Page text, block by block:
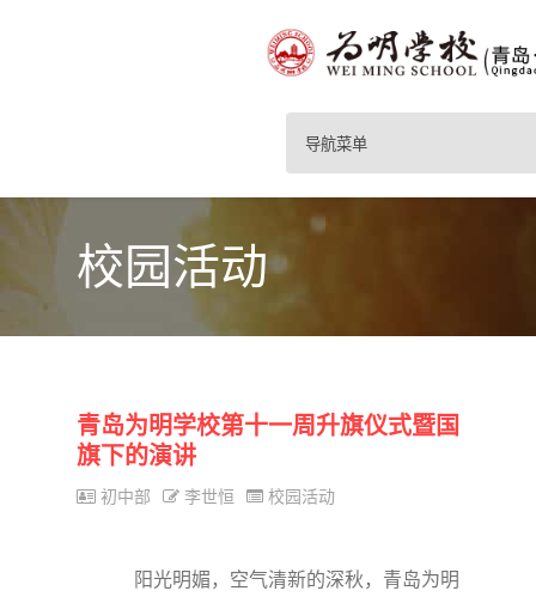
导航菜单
校园活动
青岛为明学校第十一周升旗仪式暨国
旗下的演讲
初中部 李世恒 校园活动
阳光明媚，空气清新的深秋，青岛为明